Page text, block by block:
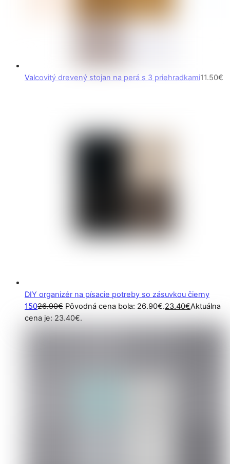
Valcovitý drevený stojan na perá s 3 priehradkami11.50€
DIY organizér na písacie potreby so zásuvkou čierny
15026.90€ Pôvodná cena bola: 26.90€.23.40€Aktuálna
cena je: 23.40€.